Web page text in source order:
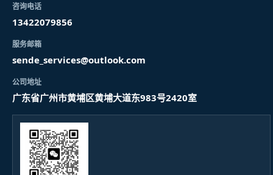
咨询电话
13422079856
服务邮箱
sende_services@outlook.com
公司地址
广东省广州市黄埔区黄埔大道东983号2420室